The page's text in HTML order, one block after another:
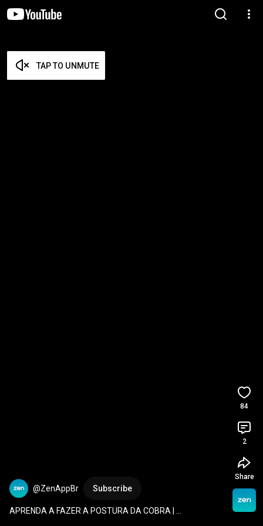
TAP TO UNMUTE
@ZenAppBr Subscribe
APRENDA A FAZER A POSTURA DA COBRA |
84
2
Share